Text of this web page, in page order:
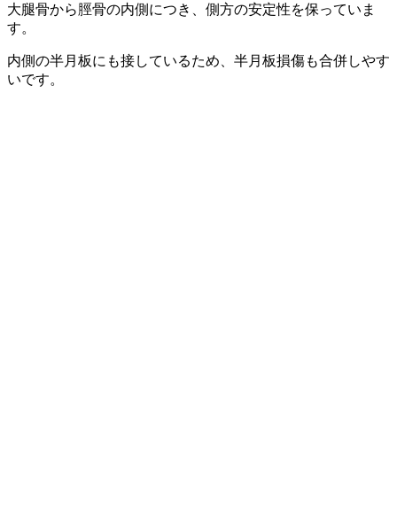
大腿骨から脛骨の内側につき、側方の安定性を保っていま
す。
内側の半月板にも接しているため、半月板損傷も合併しやす
いです。